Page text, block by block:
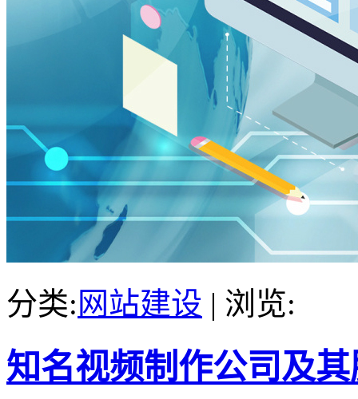
分类: 网站建设 | 浏览:
知名视频制作公司及